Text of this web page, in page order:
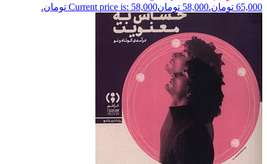
65,000 تومان.
58,000 تومانCurrent price is: 58,000 تومان.